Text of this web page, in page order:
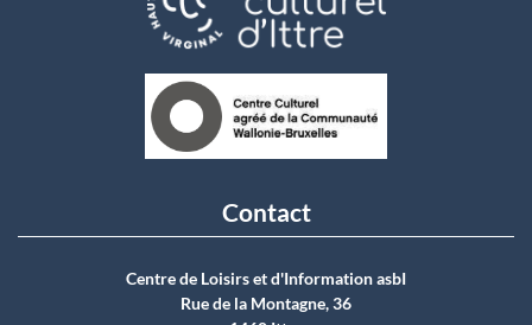
Contact
Centre de Loisirs et d'Information asbI
Rue de la Montagne, 36